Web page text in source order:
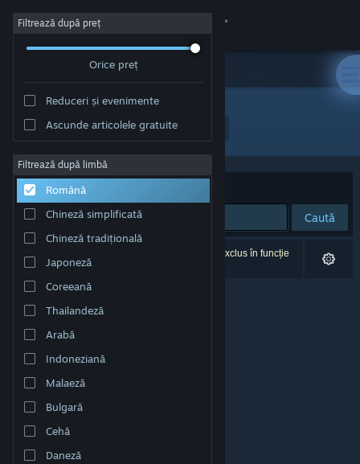
Conectează-te
Despre
Asistență
Schimbă limba
Vezi site în versiunea pentru desktop
Filtrează după preț
Orice preț
Reduceri și evenimente
Ascunde articolele gratuite
Filtrează după limbă
Română
Chineză simplificată
Chineză tradițională
Japoneză
Coreeană
Thailandeză
Arabă
Indoneziană
Malaeză
Bulgară
Cehă
Daneză
Dezvoltator: Winning Streak Games GmbH
Sortează după
Caută
0 rezultate corespund căutării tale. 1 titlu a fost exclus în funcție
de preferințele tale.